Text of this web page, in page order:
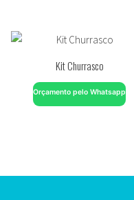
Kit Churrasco
Orçamento pelo Whatsapp